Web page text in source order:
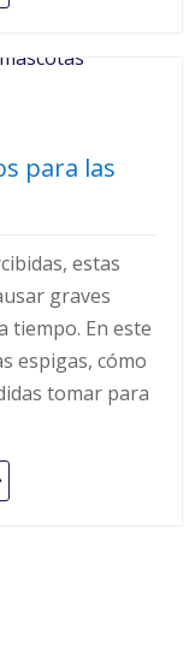
para las
estas
graves
tiempo. En este
espigas, cómo
tomar para